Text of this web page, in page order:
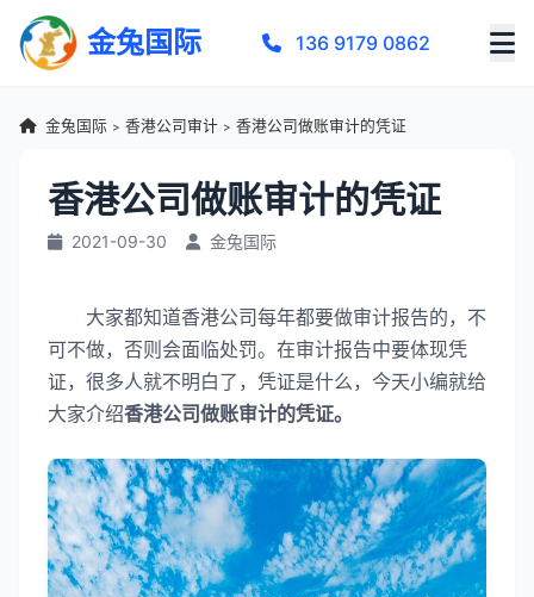
金兔国际 136 9179 0862
金兔国际 > 香港公司审计 > 香港公司做账审计的凭证
香港公司做账审计的凭证
2021-09-30 金兔国际
大家都知道香港公司每年都要做审计报告的，不
可不做，否则会面临处罚。在审计报告中要体现凭
证，很多人就不明白了，凭证是什么，今天小编就给
大家介绍香港公司做账审计的凭证。